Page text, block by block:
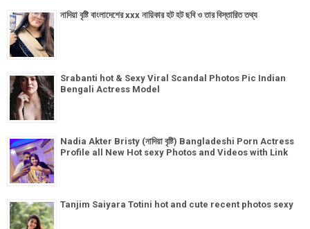
নাদিয়া বৃষ্টি বাংলাদেশের xxx নায়িকার হট হট ছবি ও তার বিস্তারিত তথ্য
Srabanti hot & Sexy Viral Scandal Photos Pic Indian
Bengali Actress Model
Nadia Akter Bristy (নাদিয়া বৃষ্টি) Bangladeshi Porn Actress
Profile all New Hot sexy Photos and Videos with Link
Tanjim Saiyara Totini hot and cute recent photos sexy